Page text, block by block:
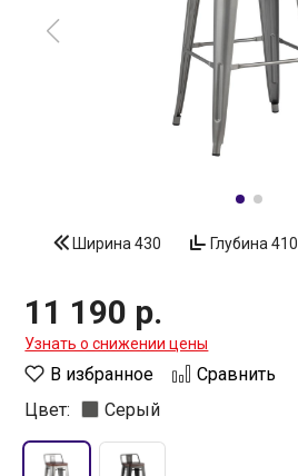
Ширина 430 Глубина 410
11 190 р.
Узнать о снижении цены
В избранное
Сравнить
Цвет:
Серый